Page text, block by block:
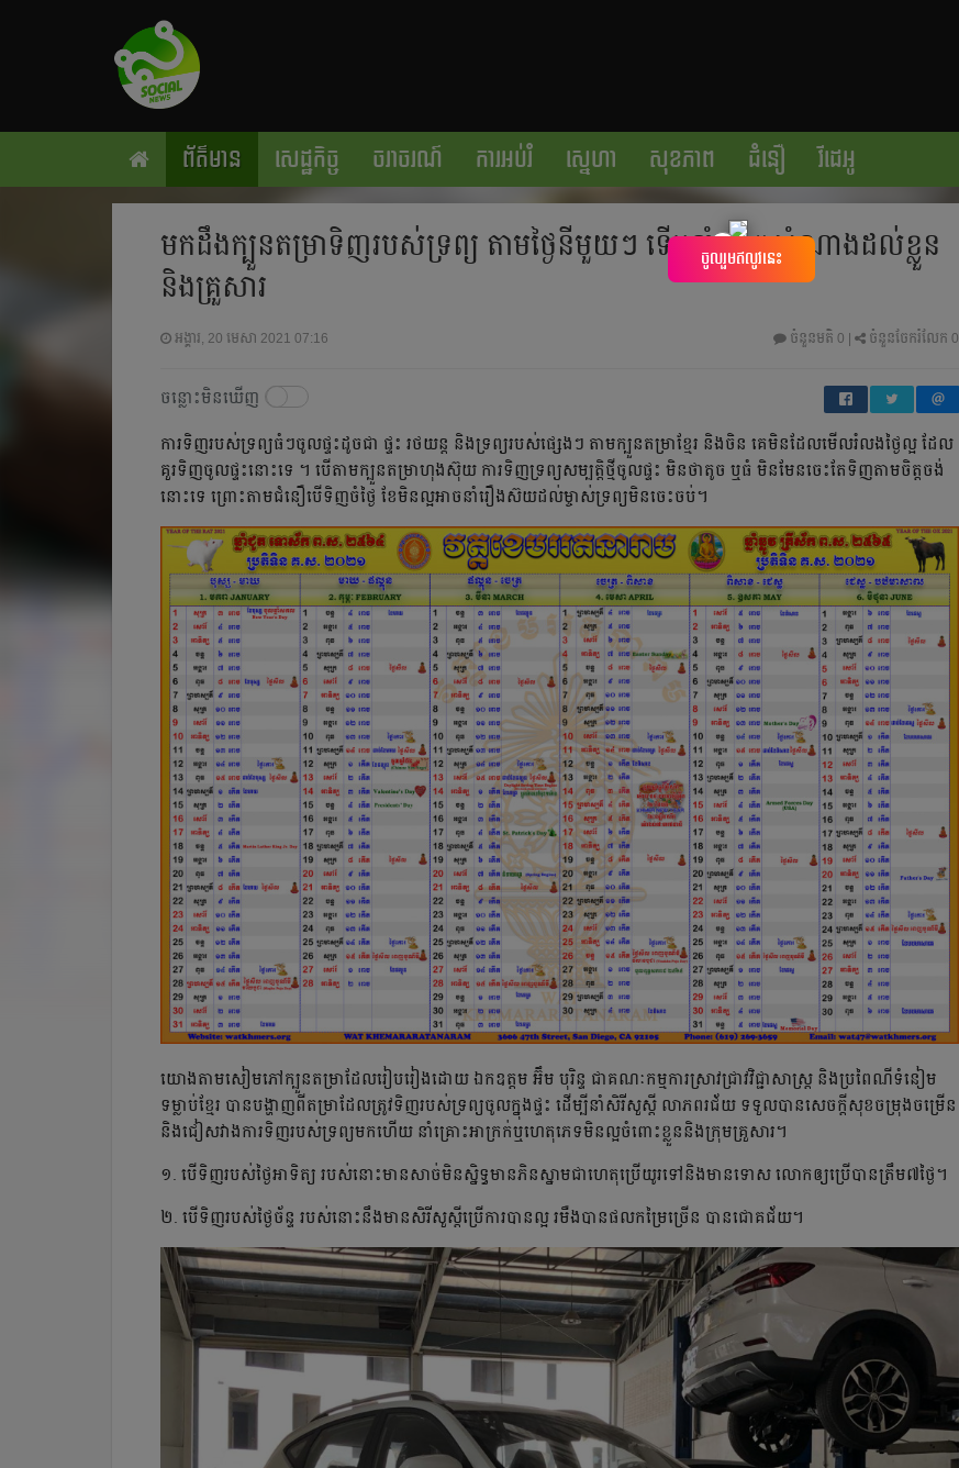
ព័ត៌មាន សេដ្ឋកិច្ច ចរាចរណ៍ ការអប់រំ ស្នេហា សុខភាព ជំនឿ វីដេអូ
មកដឹងក្បួនតម្រាទិញរបស់ទ្រព្យ តាមថ្ងៃនីមួយៗ ទើបនាំលាភសំណាងដល់ខ្លួន
និងគ្រួសារ
អង្គារ, 20 មេសា 2021 07:16 ចំនួនមតិ 0 ចំនួនចែករំលែក 0
ចន្លោះមិនឃើញ
ការទិញរបស់ទ្រព្យធំៗចូលផ្ទះដូចជា ផ្ទះ រថយន្ត និងទ្រព្យរបស់ផ្សេងៗ តាមក្បួនតម្រាខ្មែរ និងចិន គេមិនដែលមើលរំលងថ្ងៃល្អ ដែល
គួរទិញចូលផ្ទះនោះទេ ។ បើតាមក្បួនតម្រាហុងស៊ុយ ការទិញទ្រព្យសម្បត្តិថ្មីចូលផ្ទះ មិនថាតូច ឬធំ មិនមែនចេះតែទិញតាមចិត្តចង់
នោះទេ ព្រោះតាមជំនឿបើទិញចំថ្ងៃ ខែមិនល្អអាចនាំរឿងស៊យដល់ម្ចាស់ទ្រព្យមិនចេះចប់។
យោងតាមសៀមភៅក្បួនតម្រាដែលរៀបរៀងដោយ ឯកឧត្តម អ៊ឹម បុរិន្ទ ជាគណៈកម្មការស្រាវជ្រាវវិជ្ជាសាស្ត្រ និងប្រពៃណីទំនៀម
ទម្លាប់ខ្មែរ បានបង្ហាញពីតម្រាដែលត្រូវទិញរបស់ទ្រព្យចូលក្នុងផ្ទះ ដើម្បីនាំសិរីសួស្ដី លាភពរជ័យ ទទួលបានសេចក្ដីសុខចម្រុងចម្រើន
និងជៀសវាងការទិញរបស់ទ្រព្យមកហើយ នាំគ្រោះអាក្រក់ឬហេតុភេទមិនល្អចំពោះខ្លួននិងក្រុមគ្រួសារ។
១. បើទិញរបស់ថ្ងៃអាទិត្យ របស់នោះមានសាច់មិនស្និទ្ធមានភិនស្នាមជាហេតុប្រើយូរទៅនិងមានទោស លោកឲ្យប្រើបានត្រឹម៧ថ្ងៃ។
២. បើទិញរបស់ថ្ងៃច័ន្ទ របស់នោះនឹងមានសិរីសួស្ដីប្រើការបានល្អ រមឺងបានផលកម្រៃច្រើន បានជោគជ័យ។
×
ចូលរួមឥលូវនេះ